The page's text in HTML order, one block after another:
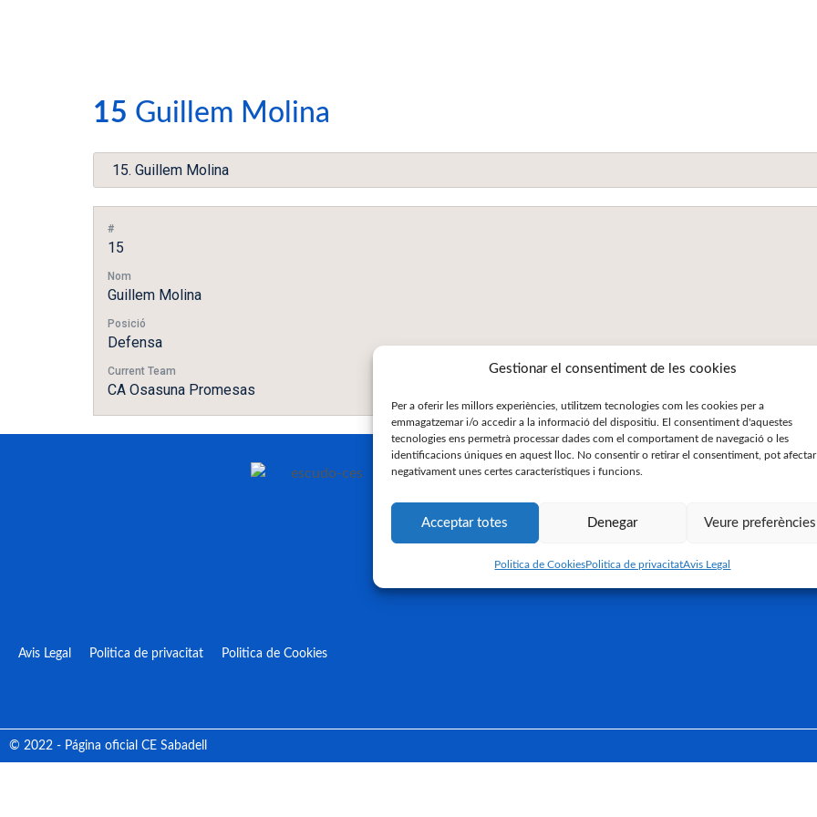
Gestionar el consentiment de les cookies
Per a oferir les millors experiències, utilitzem tecnologies com les cookies per a
emmagatzemar i/o accedir a la informació del dispositiu. El consentiment d'aquestes
tecnologies ens permetrà processar dades com el comportament de navegació o les
identificacions úniques en aquest lloc. No consentir o retirar el consentiment, pot afectar
negativament unes certes característiques i funcions.
Acceptar totes Denegar Veure preferències
Politica de CookiesPolitica de privacitatAvis Legal
15 Guillem Molina
#
15
Nom
Guillem Molina
Posició
Defensa
Current Team
CA Osasuna Promesas
Avis Legal Politica de privacitat Politica de Cookies
© 2022 - Página oficial CE Sabadell